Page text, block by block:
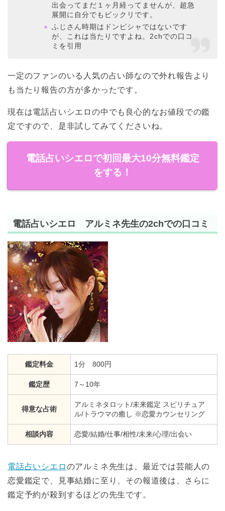
出会ってまだ１ヶ月経ってませんが、超急
展開に自分でもビックリです。
ふじさん時期はドンピシャではないです
が、これは当たりですよね。2chでの口コ
ミを引用
一定のファンのいる人気の占い師なので外れ報告より
も当たり報告の方が多かったです。
現在は電話占いシエロの中でも良心的なお値段での鑑
定ですので、是非試してみてくださいね。
電話占いシエロで初回最大10分無料鑑定
をする！
電話占いシエロ アルミネ先生の2chでの口コミ
鑑定料金 1分 800円
鑑定歴 7～10年
得意な占術
アルミネタロット/未来鑑定 スピリチュア
ル/トラウマの癒し ※恋愛カウンセリング
相談内容 恋愛/結婚/仕事/相性/未来/心理/出会い
電話占いシエロ のアルミネ先生は、最近では芸能人の
恋愛鑑定で、見事結婚に至り、その報道後は、さらに
鑑定予約が殺到するほどの先生です。